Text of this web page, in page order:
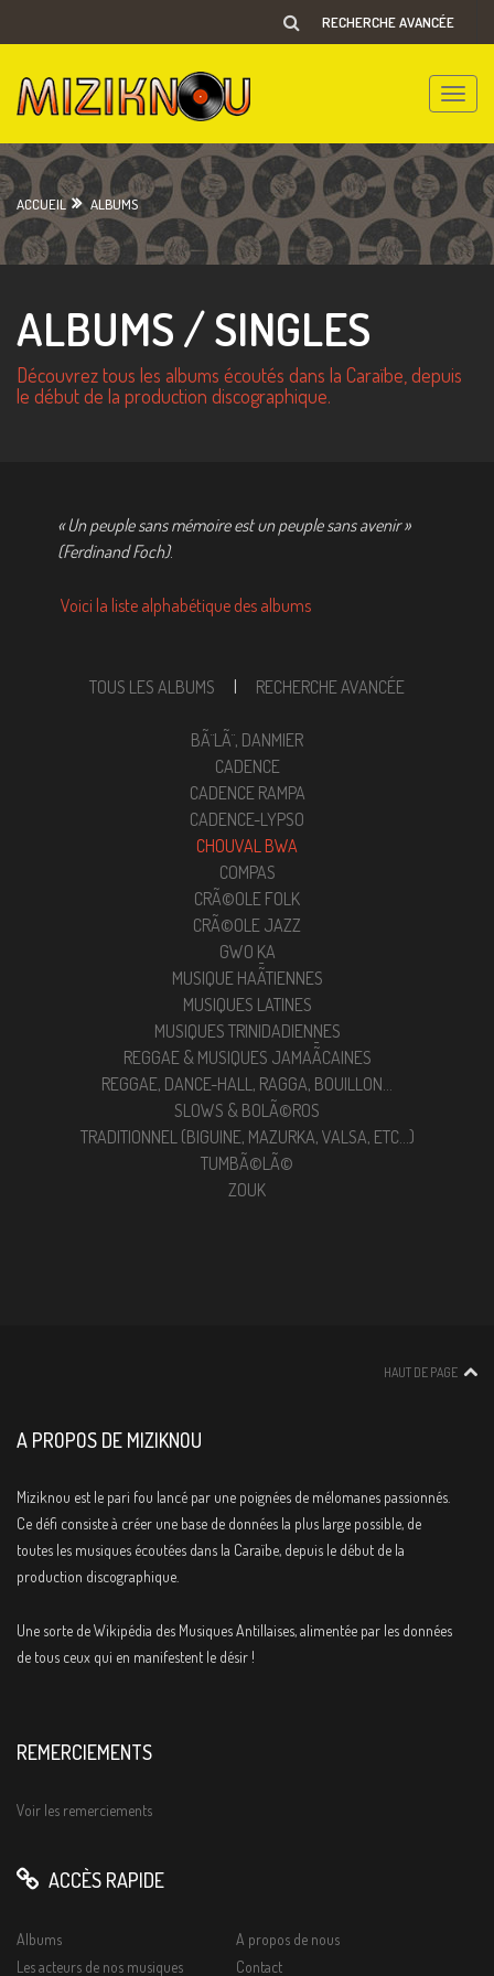
RECHERCHE AVANCÉE
Toggle
ACCUEIL ALBUMS
ALBUMS / SINGLES
Découvrez tous les albums écoutés dans la Caraïbe, depuis
le début de la production discographique.
« Un peuple sans mémoire est un peuple sans avenir »
(Ferdinand Foch).
Voici la liste alphabétique des albums
TOUS LES ALBUMS RECHERCHE AVANCÉE
BÃ¨LÃ¨, DANMIER
CADENCE
CADENCE RAMPA
CADENCE-LYPSO
CHOUVAL BWA
COMPAS
CRÃ©OLE FOLK
CRÃ©OLE JAZZ
GWO KA
MUSIQUE HAÃ¯TIENNES
MUSIQUES LATINES
MUSIQUES TRINIDADIENNES
REGGAE & MUSIQUES JAMAÃ¯CAINES
REGGAE, DANCE-HALL, RAGGA, BOUILLON...
SLOWS & BOLÃ©ROS
TRADITIONNEL (BIGUINE, MAZURKA, VALSA, ETC...)
TUMBÃ©LÃ©
ZOUK
HAUT DE PAGE
A PROPOS DE MIZIKNOU
Miziknou est le pari fou lancé par une poignées de mélomanes passionnés.
Ce défi consiste à créer une base de données la plus large possible, de
toutes les musiques écoutées dans la Caraïbe, depuis le début de la
production discographique.
Une sorte de Wikipédia des Musiques Antillaises, alimentée par les données
de tous ceux qui en manifestent le désir !
REMERCIEMENTS
Voir les remerciements
ACCÈS RAPIDE
Albums
Les acteurs de nos musiques
A propos de nous
Contact